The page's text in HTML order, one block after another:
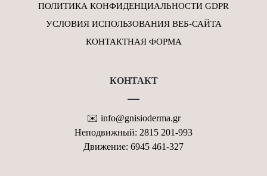
ПОЛИТИКА КОНФИДЕНЦИАЛЬНОСТИ GDPR
УСЛОВИЯ ИСПОЛЬЗОВАНИЯ ВЕБ-САЙТА
КОНТАКТНАЯ ФОРМА
КОНТАКТ
✉️ info@gnisioderma.gr
Неподвижный: 2815 201-993
Движение: 6945 461-327